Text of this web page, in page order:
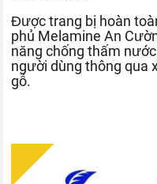
Được trang bị hoàn
phủ Melamine An
năng chống thấm
người dùng thông qua
gỗ.